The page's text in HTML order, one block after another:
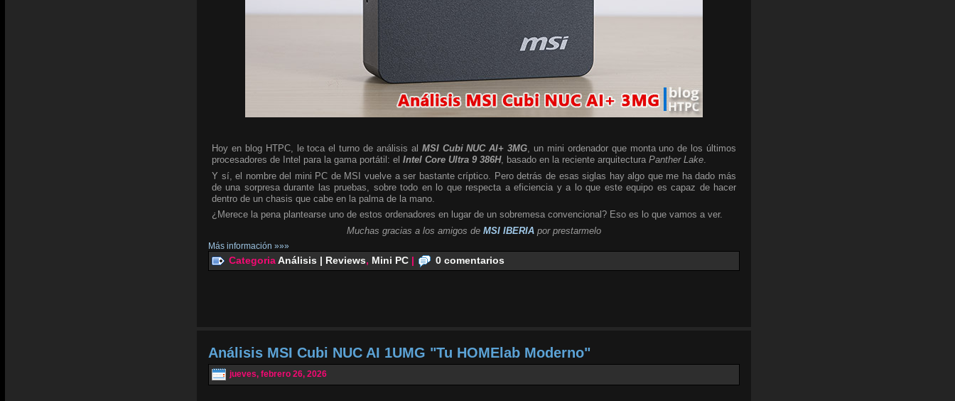
Hoy en blog HTPC, le toca el turno de análisis al MSI Cubi NUC AI+ 3MG, un mini ordenador que monta uno de los últimos
procesadores de Intel para la gama portátil: el Intel Core Ultra 9 386H, basado en la reciente arquitectura Panther Lake.
Y sí, el nombre del mini PC de MSI vuelve a ser bastante críptico. Pero detrás de esas siglas hay algo que me ha dado más
de una sorpresa durante las pruebas, sobre todo en lo que respecta a eficiencia y a lo que este equipo es capaz de hacer
dentro de un chasis que cabe en la palma de la mano.
¿Merece la pena plantearse uno de estos ordenadores en lugar de un sobremesa convencional? Eso es lo que vamos a ver.
Muchas gracias a los amigos de MSI IBERIA por prestarmelo
Más información »»»
CategoriaAnálisis | Reviews, Mini PC | 0 comentarios
Análisis MSI Cubi NUC AI 1UMG "Tu HOMElab Moderno"
jueves, febrero 26, 2026